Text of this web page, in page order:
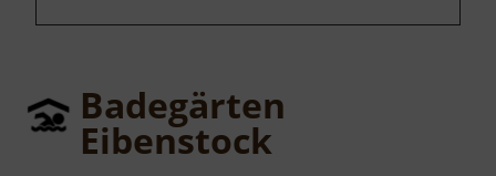
Badegärten
Eibenstock